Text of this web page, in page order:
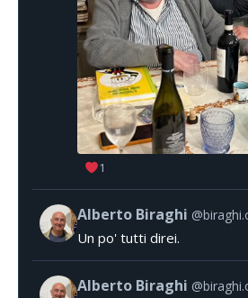
1
Alberto Biraghi
Un po' tutti direi.
Alberto Biraghi